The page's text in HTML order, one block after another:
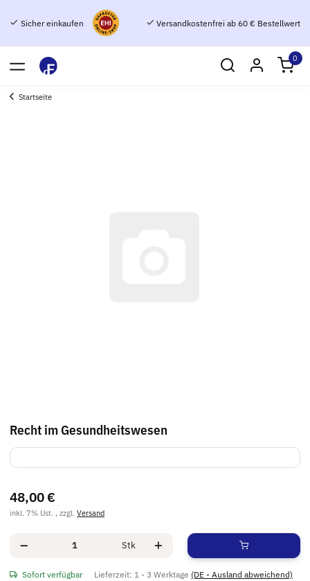
Sicher einkaufen Versandkostenfrei ab 60 € Bestellwert
0
Startseite
Recht im Gesundheitswesen
48,00 €
inkl. 7% Ust. , zzgl. Versand
Stk
Sofort verfügbar Lieferzeit: 1 - 3 Werktage (DE - Ausland abweichend)